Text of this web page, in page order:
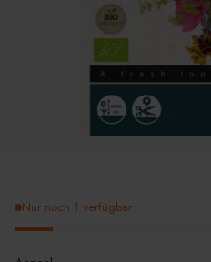
Nur noch 1 verfügbar